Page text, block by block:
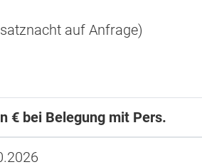
auf Anfrage)
€ bei Belegung mit Pers.